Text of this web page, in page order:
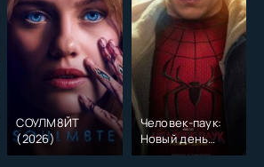
СОУЛМ8ЙТ
(2026)
Человек-паук:
Новый день
(2026)